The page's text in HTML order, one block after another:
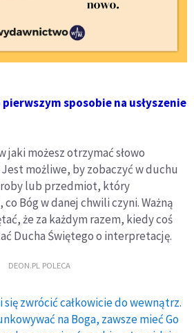
sposobie na usłyszenie
jaki możesz otrzymać słowo
możliwe, by zobaczyć w duchu
lub przedmiot, który
Bóg w danej chwili czyni. Ważną
że za każdym razem, kiedy coś
Ducha Świętego o interpretację.
DEON.PL POLECA
się zwrócić całkowicie do wewnątrz.
na Boga, zawsze mieć Go